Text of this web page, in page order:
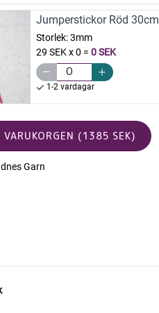
Jumperstickor Röd 30cm
Storlek:3mm
29 SEK x 0 = 0 SEK
1-2 vardagar
VARUKORGEN (1385 SEK)
Garn